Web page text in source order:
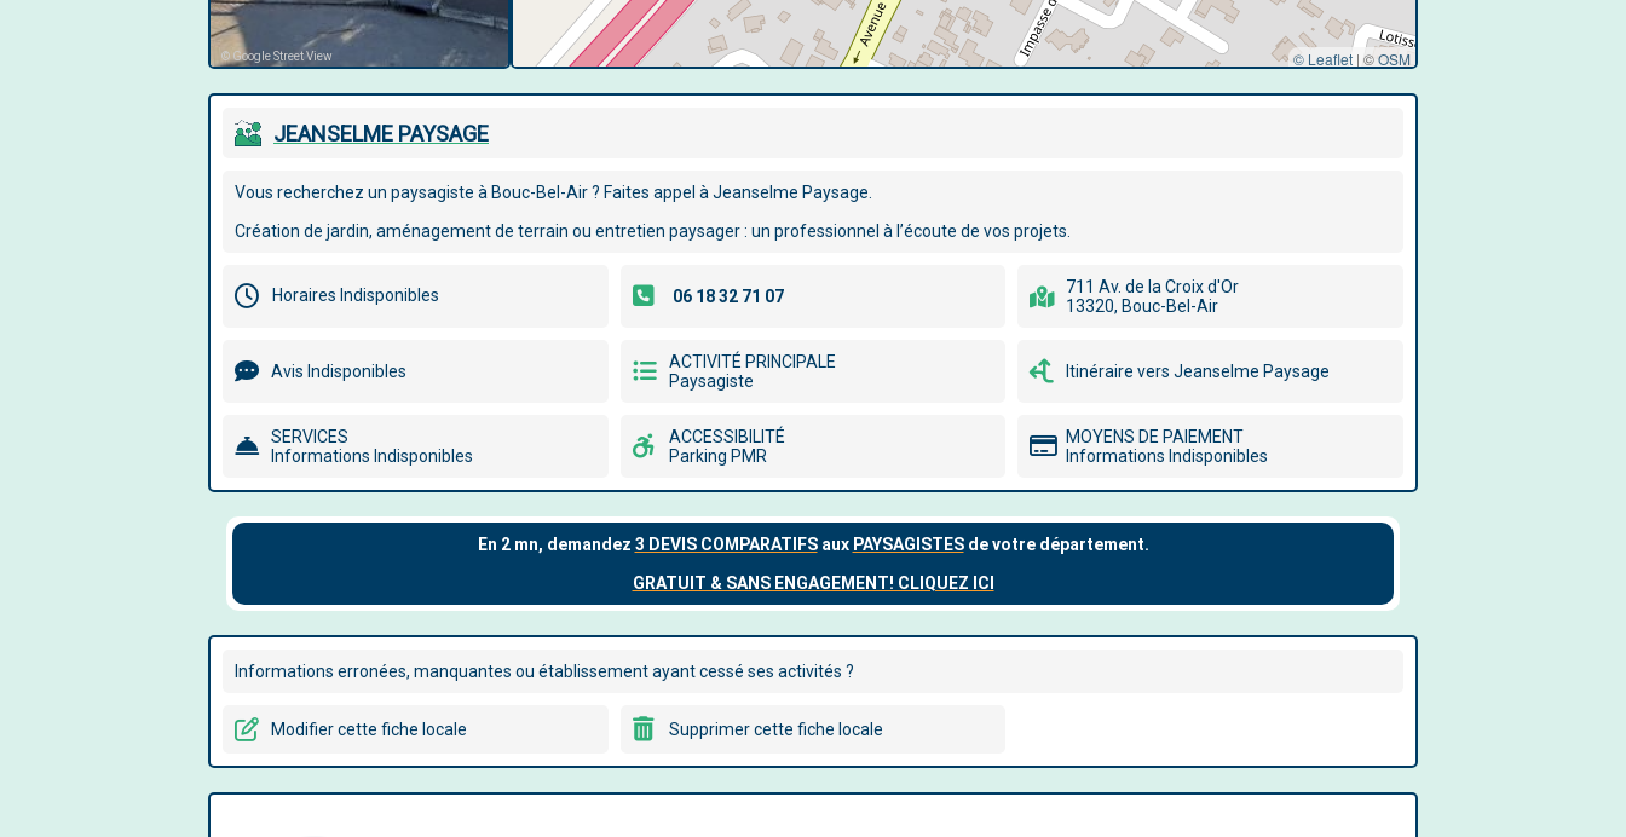
© Google Street View © Leaflet | ©OSM
JEANSELME PAYSAGE
Vous recherchez un paysagiste à Bouc-Bel-Air ? Faites appel à Jeanselme Paysage.
Création de jardin, aménagement de terrain ou entretien paysager : un professionnel à l’écoute de vos projets.
Horaires Indisponibles
711 Av. de la Croix d'Or
13320, Bouc-Bel-Air
Avis Indisponibles
ACTIVITÉ PRINCIPALE
Paysagiste
Itinéraire vers Jeanselme Paysage
SERVICES
Informations Indisponibles
ACCESSIBILITÉ
Parking PMR
MOYENS DE PAIEMENT
Informations Indisponibles
Informations erronées, manquantes ou établissement ayant cessé ses activités ?
Modifier cette fiche locale Supprimer cette fiche locale